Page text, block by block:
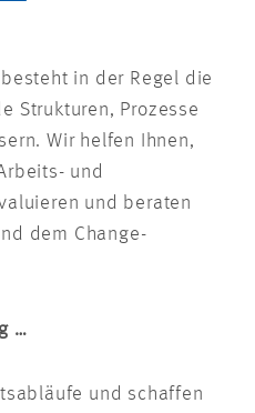
in der Regel die
Strukturen, Prozesse
Wir helfen Ihnen,
und
und beraten
dem Change-
…
und schaffen